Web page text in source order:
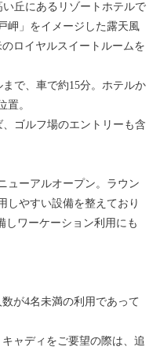
丘にあるリゾートホテルで
岬」をイメージした露天風
ロイヤルスイートルームを
で、車で約15分。ホテルか
置。
ゴルフ場のエントリーも含
ューアルオープン。ラウン
しやすい設備を整えており
しワーケーション利用にも
が4名未満の利用であって
ャディをご要望の際は、追